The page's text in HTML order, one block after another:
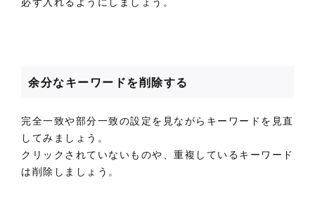
余分なキーワードを削除する
完全一致や部分一致の設定を見ながらキーワードを見直
してみましょう。
クリックされていないものや、重複しているキーワード
は削除しましょう。